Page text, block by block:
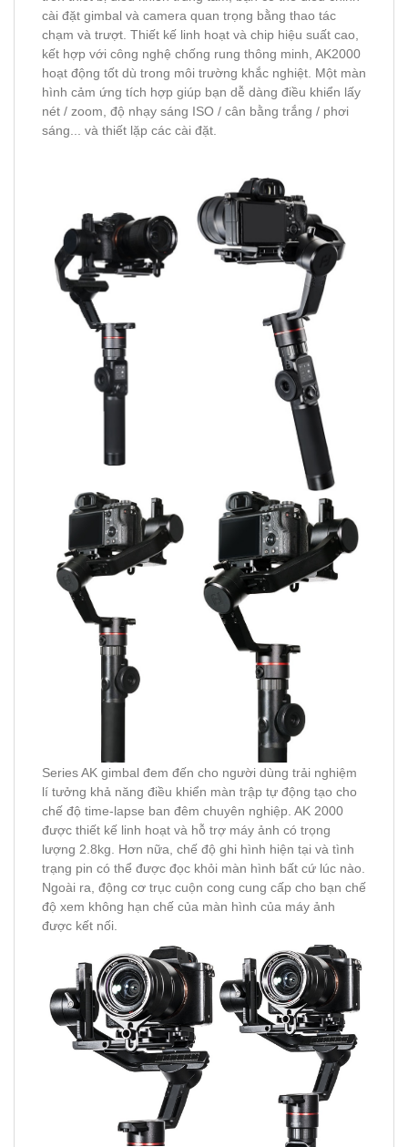
cài đặt gimbal và camera quan trọng bằng thao tác
chạm và trượt. Thiết kế linh hoạt và chip hiệu suất cao,
kết hợp với công nghệ chống rung thông minh, AK2000
hoạt động tốt dù trong môi trường khắc nghiệt. Một màn
hình cảm ứng tích hợp giúp bạn dễ dàng điều khiển lấy
nét / zoom, độ nhạy sáng ISO / cân bằng trắng / phơi
sáng... và thiết lặp các cài đặt.
Series AK gimbal đem đến cho người dùng trải nghiệm
lí tưởng khả năng điều khiển màn trập tự động tạo cho
chế độ time-lapse ban đêm chuyên nghiệp. AK 2000
được thiết kế linh hoạt và hỗ trợ máy ảnh có trọng
lượng 2.8kg. Hơn nữa, chế độ ghi hình hiện tại và tình
trạng pin có thể được đọc khỏi màn hình bất cứ lúc nào.
Ngoài ra, động cơ trục cuộn cong cung cấp cho bạn chế
độ xem không hạn chế của màn hình của máy ảnh
được kết nối.